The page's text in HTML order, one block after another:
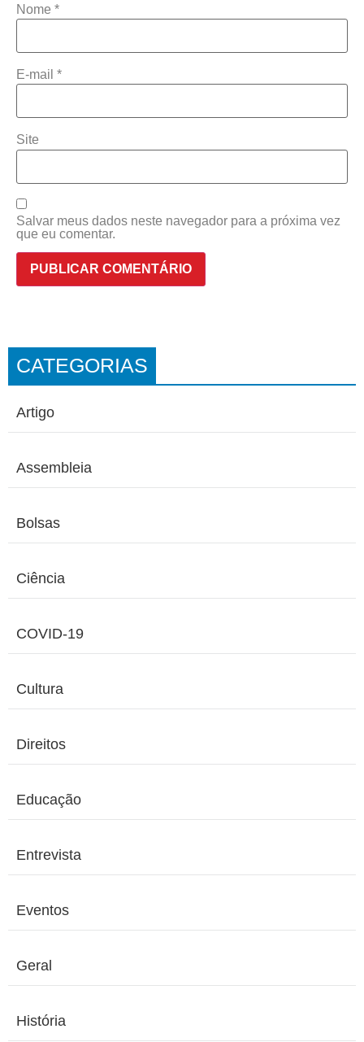
Nome *
E-mail *
Site
Salvar meus dados neste navegador para a próxima vez
que eu comentar.
CATEGORIAS
Artigo
Assembleia
Bolsas
Ciência
COVID-19
Cultura
Direitos
Educação
Entrevista
Eventos
Geral
História